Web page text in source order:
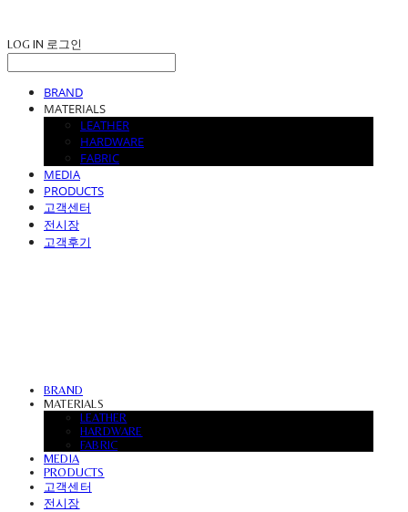
LOG IN 로그인
BRAND
MATERIALS
LEATHER
HARDWARE
FABRIC
MEDIA
PRODUCTS
고객센터
전시장
고객후기
BRAND
MATERIALS
LEATHER
HARDWARE
FABRIC
MEDIA
PRODUCTS
고객센터
전시장